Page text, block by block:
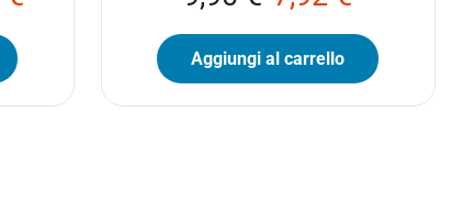
Aggiungi al carrello